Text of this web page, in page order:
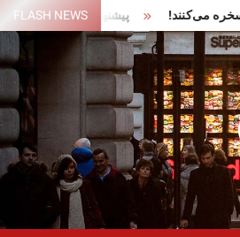
FLASH NEWS
پیشنهاد ایران ما را مسخره می‌کنند!